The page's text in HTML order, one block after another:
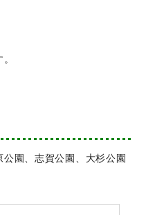
園、志賀公園、大杉公園